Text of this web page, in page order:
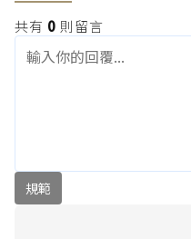
共有 0 則留言
規範